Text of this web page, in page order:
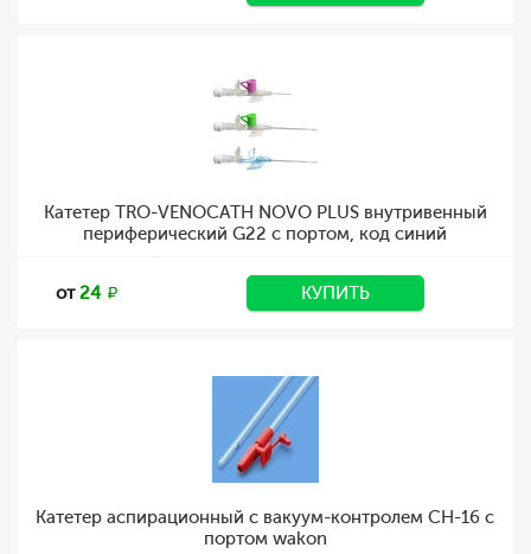
Катетер TRO-VENOCATH NOVO PLUS внутривенный
периферический G22 с портом, код синий
от24 КУПИТЬ
Катетер аспирационный с вакуум-контролем CH-16 с
портом wakon